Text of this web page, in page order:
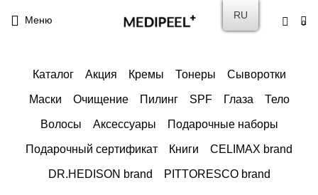
Меню 0
Каталог Акция Кремы Тонеры Сыворотки
Маски Очищение Пилинг SPF Глаза Тело
Волосы Аксессуары Подарочные наборы
Подарочный сертификат Книги CELIMAX brand
DR.HEDISON brand PITTORESCO brand
RU